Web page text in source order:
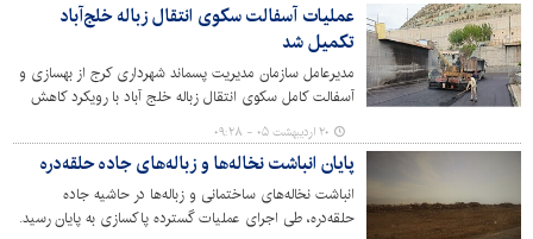
عملیات آسفالت سکوی انتقال زباله خلج‌آباد
تکمیل شد
مدیرعامل سازمان مدیریت پسماند شهرداری کرج از بهسازی و
آسفالت کامل سکوی انتقال زباله خلج آباد با رویکرد کاهش
مخاطرات زیست محیطی خبر داد.
۲۰ اردیبهشت ۰۵ - ۰۹:۲۸
پایان انباشت نخاله‌ها و زباله‌های جاده حلقه‌دره
انباشت نخاله‌های ساختمانی و زباله‌ها در حاشیه جاده
حلقه‌دره، طی اجرای عملیات گسترده پاکسازی به پایان رسید.